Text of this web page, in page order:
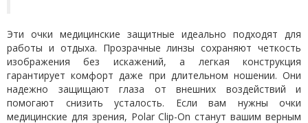
Эти очки медицинские защитные идеально подходят для
работы и отдыха. Прозрачные линзы сохраняют четкость
изображения без искажений, а легкая конструкция
гарантирует комфорт даже при длительном ношении. Они
надежно защищают глаза от внешних воздействий и
помогают снизить усталость. Если вам нужны очки
медицинские для зрения, Polar Clip-On станут вашим верным